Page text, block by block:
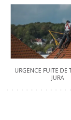
URGENCE FUITE DE
JURA